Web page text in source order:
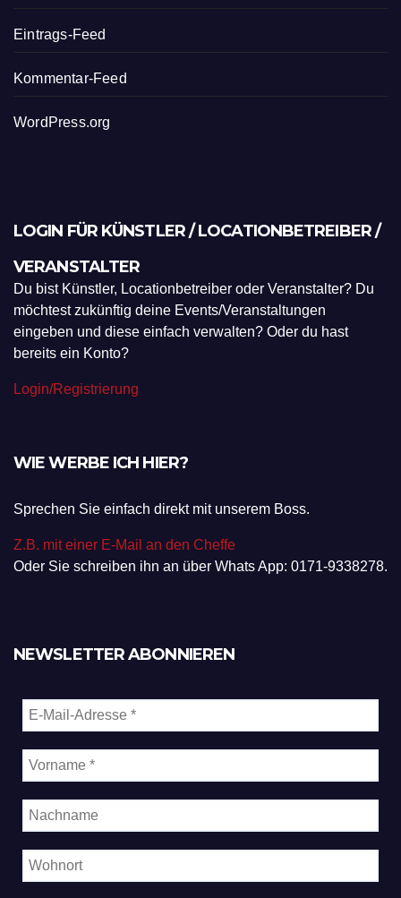
Eintrags-Feed
Kommentar-Feed
WordPress.org
LOGIN FÜR KÜNSTLER / LOCATIONBETREIBER /
VERANSTALTER
Du bist Künstler, Locationbetreiber oder Veranstalter? Du
möchtest zukünftig deine Events/Veranstaltungen
eingeben und diese einfach verwalten? Oder du hast
bereits ein Konto?
Login/Registrierung
WIE WERBE ICH HIER?
Sprechen Sie einfach direkt mit unserem Boss.
Z.B. mit einer E-Mail an den Cheffe
Oder Sie schreiben ihn an über Whats App: 0171-9338278.
NEWSLETTER ABONNIEREN